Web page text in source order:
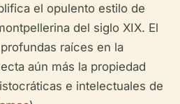
el opulento estilo de
del siglo XIX. El
raíces en la
aún más la propiedad
e intelectuales de